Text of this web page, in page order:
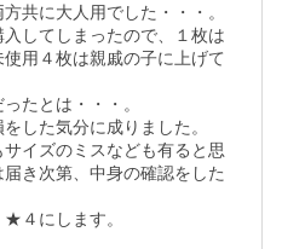
共に大人用でした・・・。
してしまったので、１枚は
用４枚は親戚の子に上げて
たとは・・・。
した気分に成りました。
イズのミスなども有ると思
き次第、中身の確認をした
４にします。